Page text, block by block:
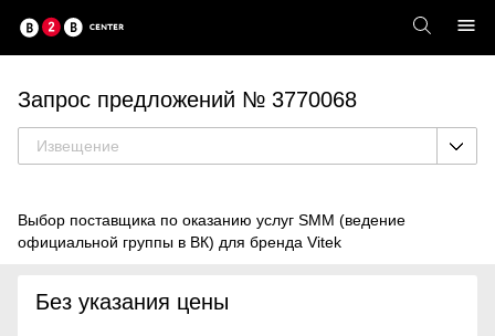
Запрос предложений № 3770068
Извещение
Выбор поставщика по оказанию услуг SMM (ведение
официальной группы в ВК) для бренда Vitek
Без указания цены